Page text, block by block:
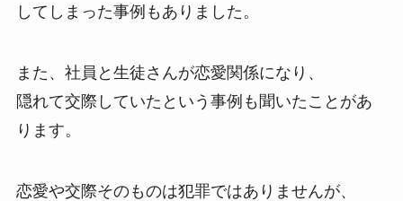
してしまった事例もありました。
また、社員と生徒さんが恋愛関係になり、
隠れて交際していたという事例も聞いたことがあ
ります。
恋愛や交際そのものは犯罪ではありませんが、